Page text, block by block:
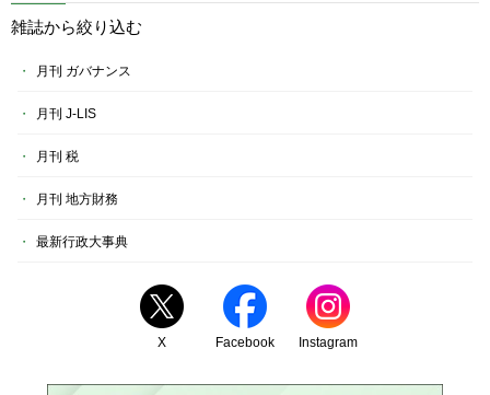
雑誌から絞り込む
月刊 ガバナンス
月刊 J-LIS
月刊 税
月刊 地方財務
最新行政大事典
X Facebook Instagram